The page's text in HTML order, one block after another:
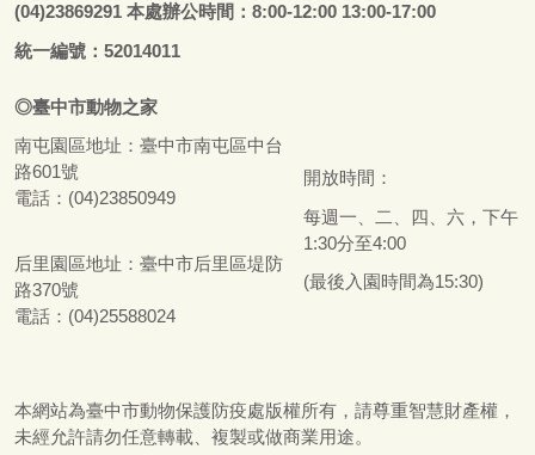
(04)23869291 本處辦公時間：8:00-12:00 13:00-17:00
統一編號：52014011
◎臺中市動物之家
南屯園區地址： 臺中市南屯區中台
路601號
電話：(04)23850949
后里園區地址： 臺中市后里區堤防
路370號
電話：(04)25588024
開放時間：
每週一、二、四、六，下午
1:30分至4:00
(最後入園時間為15:30)
本網站為臺中市動物保護防疫處版權所有，請尊重智慧財產權，
未經允許請勿任意轉載、複製或做商業用途。